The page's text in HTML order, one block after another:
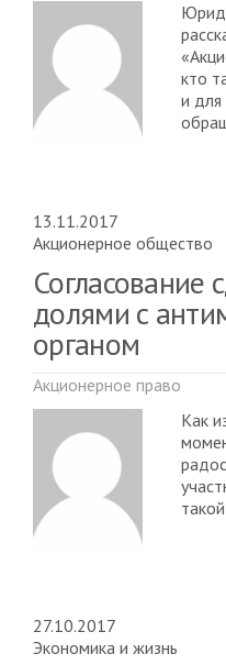
кто
и
13.11.2017
Акционерное общество
Согласование
долями с
органом
Акционерное право
Как
27.10.2017
Экономика и жизнь